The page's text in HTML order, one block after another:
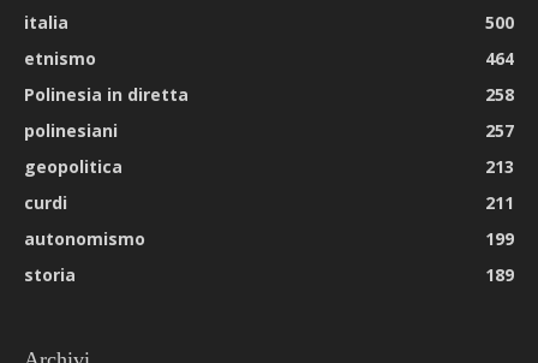
italia
500
etnismo
464
Polinesia in diretta
258
polinesiani
257
geopolitica
213
curdi
211
autonomismo
199
storia
189